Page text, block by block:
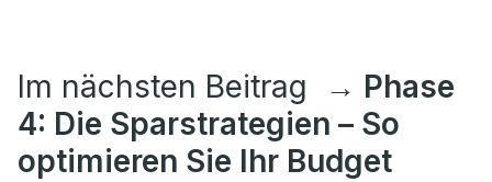
Im nächsten Beitrag
→ Phase
4: Die Sparstrategien – So
optimieren Sie Ihr Budget